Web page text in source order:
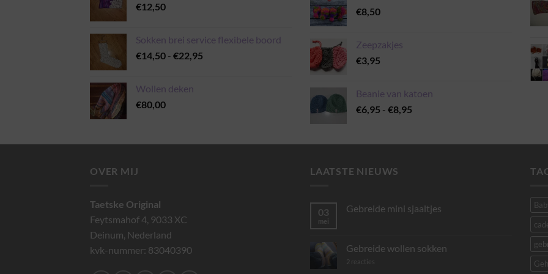
€12,50
Sokken brei service flexibele boord
€14,50 - €22,95
Wollen deken
€80,00
€8,50
Zeepzakjes
€3,95
Beanie van katoen
€6,95 - €8,95
€8,95
OVER MIJ
Taetske Original
Feytsmahof 4, 9033 XC
Deinum, Nederland
kvk-nummer: 83040390
LAATSTE NIEUWS
03
mei
Gebreide mini sjaaltjes
Gebreide
mini
sjaaltjes
Gebreide wollen sokken
2 reacties